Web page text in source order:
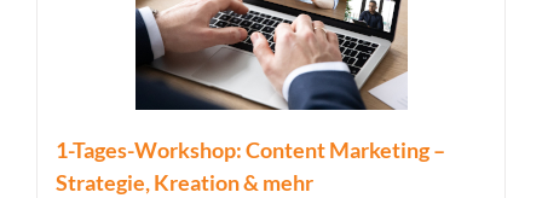
1-Tages-Workshop: Content Marketing –
Strategie, Kreation & mehr